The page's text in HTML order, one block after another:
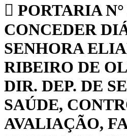
PORTARIA N°
CONCEDER
SENHORA
RIBEIRO DE
DIR. DEP. DE
SAÚDE,
AVALIAÇÃO,